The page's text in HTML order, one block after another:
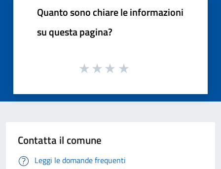
Quanto sono chiare le informazioni
su questa pagina?
Contatta il comune
Leggi le domande frequenti